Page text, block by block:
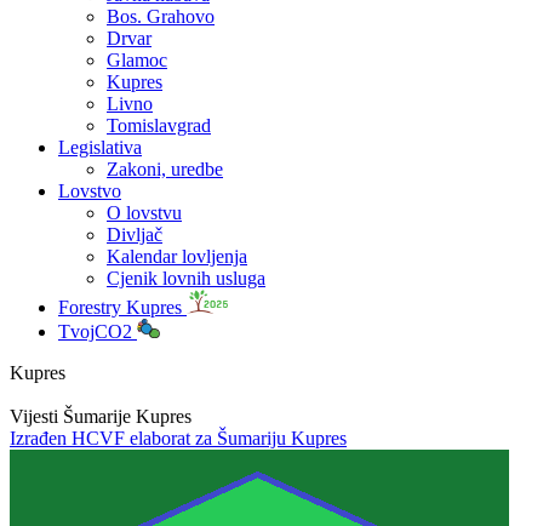
Bos. Grahovo
Drvar
Glamoc
Kupres
Livno
Tomislavgrad
Legislativa
Zakoni, uredbe
Lovstvo
O lovstvu
Divljač
Kalendar lovljenja
Cjenik lovnih usluga
Forestry Kupres
TvojCO2
Kupres
Vijesti Šumarije Kupres
Izrađen HCVF elaborat za Šumariju Kupres